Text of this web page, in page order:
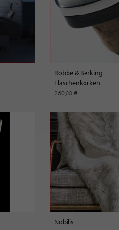
Robbe & Berking
Flaschenkorken
260,00 €
Nobilis